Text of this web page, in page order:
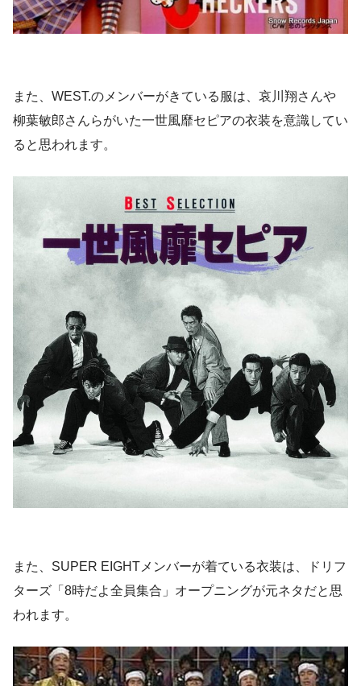
また、WEST.のメンバーがきている服は、哀川翔さんや
柳葉敏郎さんらがいた一世風靡セピアの衣装を意識してい
ると思われます。
また、SUPER EIGHTメンバーが着ている衣装は、ドリフ
ターズ「8時だよ全員集合」オープニングが元ネタだと思
われます。